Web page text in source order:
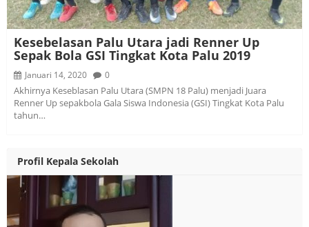
Kesebelasan Palu Utara jadi Renner Up
Sepak Bola GSI Tingkat Kota Palu 2019
Januari 14, 2020 0
Akhirnya Keseblasan Palu Utara (SMPN 18 Palu) menjadi Juara
Renner Up sepakbola Gala Siswa Indonesia (GSI) Tingkat Kota Palu
tahun…
Profil Kepala Sekolah